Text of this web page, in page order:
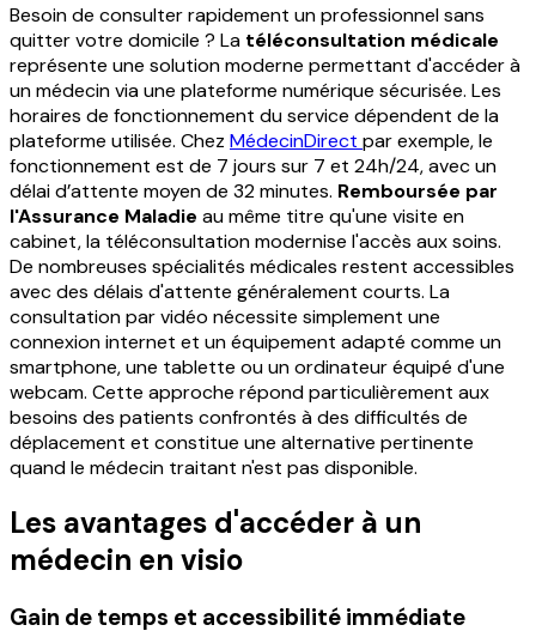
Besoin de consulter rapidement un professionnel sans
quitter votre domicile ? La téléconsultation médicale
représente une solution moderne permettant d'accéder à
un médecin via une plateforme numérique sécurisée. Les
horaires de fonctionnement du service dépendent de la
plateforme utilisée. Chez MédecinDirect par exemple, le
fonctionnement est de 7 jours sur 7 et 24h/24, avec un
délai d’attente moyen de 32 minutes. Remboursée par
l'Assurance Maladie au même titre qu'une visite en
cabinet, la téléconsultation modernise l'accès aux soins.
De nombreuses spécialités médicales restent accessibles
avec des délais d'attente généralement courts. La
consultation par vidéo nécessite simplement une
connexion internet et un équipement adapté comme un
smartphone, une tablette ou un ordinateur équipé d'une
webcam. Cette approche répond particulièrement aux
besoins des patients confrontés à des difficultés de
déplacement et constitue une alternative pertinente
quand le médecin traitant n'est pas disponible.
Les avantages d'accéder à un
médecin en visio
Gain de temps et accessibilité immédiate